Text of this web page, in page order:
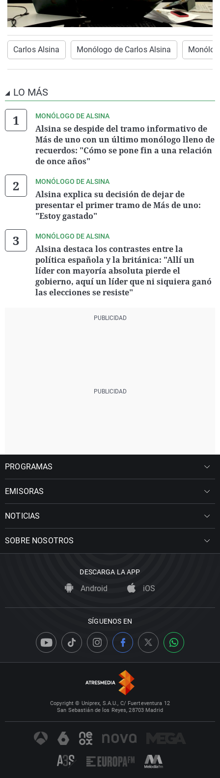
Carlos Alsina Monólogo de Carlos Alsina
LO MÁS
MONÓLOGO DE ALSINA
Alsina se despide del tramo informativo de
Más de uno con un último monólogo lleno de
recuerdos: "Cómo se pone fin a una relación
de once años"
MONÓLOGO DE ALSINA
Alsina explica su decisión de dejar de
presentar el primer tramo de Más de uno:
"Estoy gastado"
MONÓLOGO DE ALSINA
Alsina destaca los contrastes entre la
política española y la británica: "Allí un
líder con mayoría absoluta pierde el
gobierno, aquí un líder que ni siquiera ganó
las elecciones se resiste"
PROGRAMAS
EMISORAS
NOTICIAS
SOBRE NOSOTROS
DESCARGA LA APP
Android iOS
SÍGUENOS EN
Copyright © Uniprex, S.A.U., C/ Fuerteventura 12
San Sebastián de los Reyes, 28703 Madrid